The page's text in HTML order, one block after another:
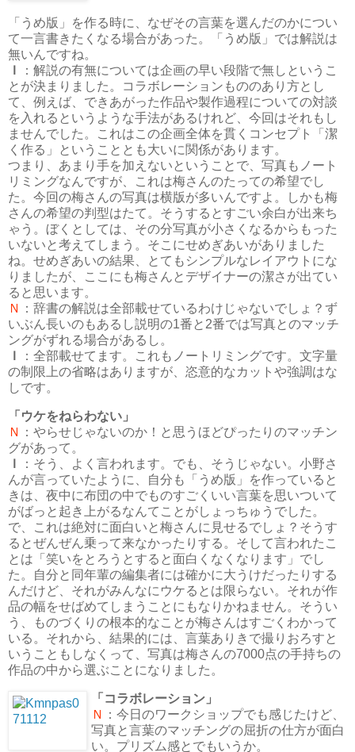
「うめ版」を作る時に、なぜその言葉を選んだのかについ
て一言書きたくなる場合があった。「うめ版」では解説は
無いんですね。
：解説の有無については企画の早い段階で無しというこ
とが決まりました。コラボレーションもののあり方とし
て、例えば、できあがった作品や製作過程についての対談
を入れるというような手法があるけれど、今回はそれもし
ませんでした。これはこの企画全体を貫くコンセプト「潔
く作る」ということとも大いに関係があります。
つまり、あまり手を加えないということで、写真もノート
リミングなんですが、これは梅さんのたっての希望でし
た。今回の梅さんの写真は横版が多いんですよ。しかも梅
さんの希望の判型はたて。そうするとすごい余白が出来ち
ゃう。ぼくとしては、その分写真が小さくなるからもった
いないと考えてしまう。そこにせめぎあいがありました
ね。せめぎあいの結果、とてもシンプルなレイアウトにな
りましたが、ここにも梅さんとデザイナーの潔さが出てい
ると思います。
Ｎ
：辞書の解説は全部載せているわけじゃないでしょ？ず
いぶん長いのもあるし説明の1番と2番では写真とのマッチ
ングがずれる場合があるし。
：全部載せてます。これもノートリミングです。文字量
の制限上の省略はありますが、恣意的なカットや強調はな
しです。
「ウケをねらわない」
Ｎ
：やらせじゃないのか！と思うほどぴったりのマッチン
グがあって。
Ｉ
：そう、よく言われます。でも、そうじゃない。小野さ
んが言っていたように、自分も「うめ版」を作っていると
きは、夜中に布団の中でものすごくいい言葉を思いついて
がばっと起き上がるなんてことがしょっちゅうでした。
で、これは絶対に面白いと梅さんに見せるでしょ？そうす
るとぜんぜん乗って来なかったりする。そして言われたこ
とは「笑いをとろうとすると面白くなくなります」でし
た。自分と同年輩の編集者には確かに大うけだったりする
んだけど、それがみんなにウケるとは限らない。それが作
品の幅をせばめてしまうことにもなりかねません。そうい
う、ものづくりの根本的なことが梅さんはすごくわかって
いる。それから、結果的には、言葉ありきで撮りおろすと
いうこともしなくって、写真は梅さんの7000点の手持ちの
作品の中から選ぶことになりました。
「コラボレーション」
Ｎ
：今日のワークショップでも感じたけど、
写真と言葉のマッチングの屈折の仕方が面白
い。プリズム感とでもいうか。